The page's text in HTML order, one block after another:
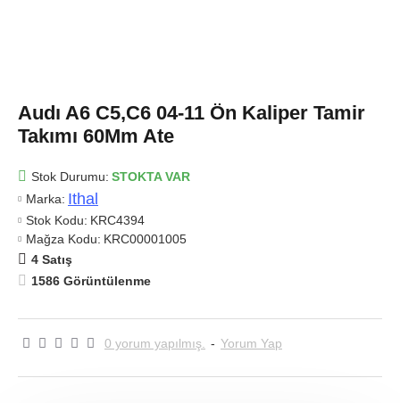
Audı A6 C5,C6 04-11 Ön Kaliper Tamir
Takımı 60Mm Ate
Stok Durumu: STOKTA VAR
Marka: Ithal
Stok Kodu: KRC4394
Mağza Kodu: KRC00001005
4 Satış
1586 Görüntülenme
0 yorum yapılmış. - Yorum Yap